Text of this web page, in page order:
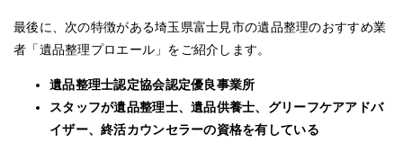
最後に、次の特徴がある埼玉県富士見市の遺品整理のおすすめ業
者「遺品整理プロエール」をご紹介します。
遺品整理士認定協会認定優良事業所
スタッフが遺品整理士、遺品供養士、グリーフケアアドバ
イザー、終活カウンセラーの資格を有している